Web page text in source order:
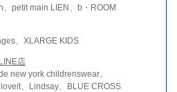
petit main LIEN、b・ROOM
、XLARGE KIDS
店
new york childrenswear、
、Lindsay、BLUE CROSS